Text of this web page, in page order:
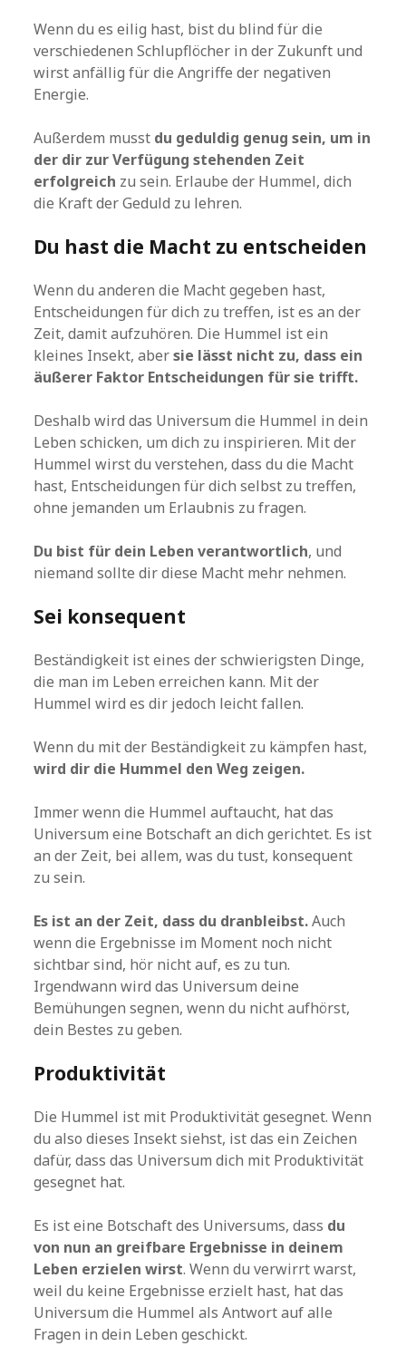
Wenn du es eilig hast, bist du blind für die
verschiedenen Schlupflöcher in der Zukunft und
wirst anfällig für die Angriffe der negativen
Energie.
Außerdem musst du geduldig genug sein, um in
der dir zur Verfügung stehenden Zeit
erfolgreich zu sein. Erlaube der Hummel, dich
die Kraft der Geduld zu lehren.
Du hast die Macht zu entscheiden
Wenn du anderen die Macht gegeben hast,
Entscheidungen für dich zu treffen, ist es an der
Zeit, damit aufzuhören. Die Hummel ist ein
kleines Insekt, abersie lässt nicht zu, dass ein
äußerer Faktor Entscheidungen für sie trifft.
Deshalb wird das Universum die Hummel in dein
Leben schicken, um dich zu inspirieren. Mit der
Hummel wirst du verstehen, dass du die Macht
hast, Entscheidungen für dich selbst zu treffen,
ohne jemanden um Erlaubnis zu fragen.
Du bist für dein Leben verantwortlich, und
niemand sollte dir diese Macht mehr nehmen.
Sei konsequent
Beständigkeit ist eines der schwierigsten Dinge,
die man im Leben erreichen kann. Mit der
Hummel wird es dir jedoch leicht fallen.
Wenn du mit der Beständigkeit zu kämpfen hast,
wird dir die Hummel den Weg zeigen.
Immer wenn die Hummel auftaucht, hat das
Universum eine Botschaft an dich gerichtet. Es ist
an der Zeit, bei allem, was du tust, konsequent
zu sein.
Es ist an der Zeit, dass du dranbleibst.Auch
wenn die Ergebnisse im Moment noch nicht
sichtbar sind, hör nicht auf, es zu tun.
Irgendwann wird das Universum deine
Bemühungen segnen, wenn du nicht aufhörst,
dein Bestes zu geben.
Produktivität
Die Hummel ist mit Produktivität gesegnet. Wenn
du also dieses Insekt siehst, ist das ein Zeichen
dafür, dass das Universum dich mit Produktivität
gesegnet hat.
Es ist eine Botschaft des Universums, dass du
von nun an greifbare Ergebnisse in deinem
Leben erzielen wirst. Wenn du verwirrt warst,
weil du keine Ergebnisse erzielt hast, hat das
Universum die Hummel als Antwort auf alle
Fragen in dein Leben geschickt.